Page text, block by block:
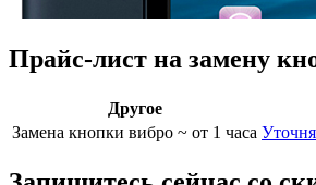
Прайс-лист на замену
Другое
Замена кнопки вибро ~ от 1 часа